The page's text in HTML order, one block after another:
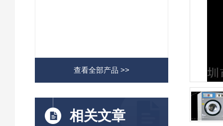
查看全部产品 >>
相关文章